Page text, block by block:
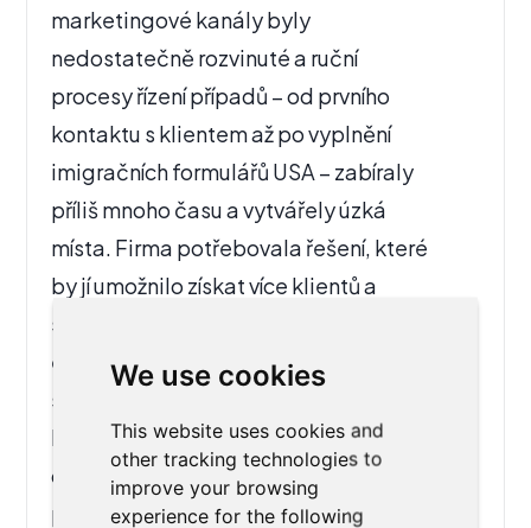
We use cookies
This website uses cookies and
other tracking technologies to
improve your browsing
experience for the following
marketingové kanály byly
nedostatečně rozvinuté a ruční
procesy řízení případů – od prvního
kontaktu s klientem až po vyplnění
imigračních formulářů USA – zabíraly
příliš mnoho času a vytvářely úzká
místa. Firma potřebovala řešení, které
by jí umožnilo získat více klientů a
současně zpracovávat případy
efektivněji, aniž by utrpěla kvalita
služeb.
Pomohli jsme kanceláři nastavit cílené
digitální marketingové kanály pro
přilákání a konverzi správných klientů